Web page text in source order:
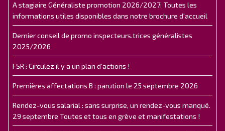
A stagiaire Généraliste promotion 2026/2027: Toutes les
informations utiles disponibles dans notre brochure d'accueil
Dernier conseil de promo inspecteurs.trices généralistes
2025/2026
FSR : Circulez il y a un plan d’actions !
Premières affectations B : parution le 25 septembre 2026
Rendez-vous salarial : sans surprise, un rendez-vous manqué.
29 septembre Toutes et tous en grève et manifestations !